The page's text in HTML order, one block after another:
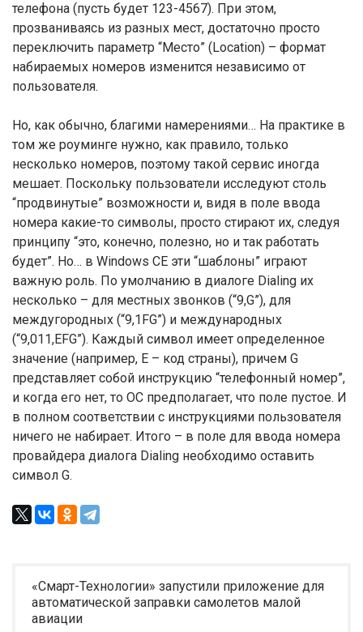
телефона (пусть будет 123-4567). При этом,
прозваниваясь из разных мест, достаточно просто
переключить параметр “Место” (Location) – формат
набираемых номеров изменится независимо от
пользователя.
Но, как обычно, благими намерениями… На практике в
том же роуминге нужно, как правило, только
несколько номеров, поэтому такой сервис иногда
мешает. Поскольку пользователи исследуют столь
“продвинутые” возможности и, видя в поле ввода
номера какие-то символы, просто стирают их, следуя
принципу “это, конечно, полезно, но и так работать
будет”. Но… в Windows CE эти “шаблоны” играют
важную роль. По умолчанию в диалоге Dialing их
несколько – для местных звонков (“9,G”), для
междугородных (“9,1FG”) и международных
(“9,011,EFG”). Каждый символ имеет определенное
значение (например, E – код страны), причем G
представляет собой инструкцию “телефонный номер”,
и когда его нет, то ОС предполагает, что поле пустое. И
в полном соответствии с инструкциями пользователя
ничего не набирает. Итого – в поле для ввода номера
провайдера диалога Dialing необходимо оставить
символ G.
«Смарт-Технологии» запустили приложение для
автоматической заправки самолетов малой
авиации